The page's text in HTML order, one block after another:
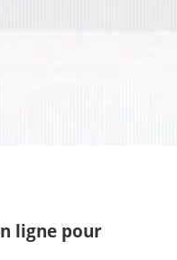
ligne pour